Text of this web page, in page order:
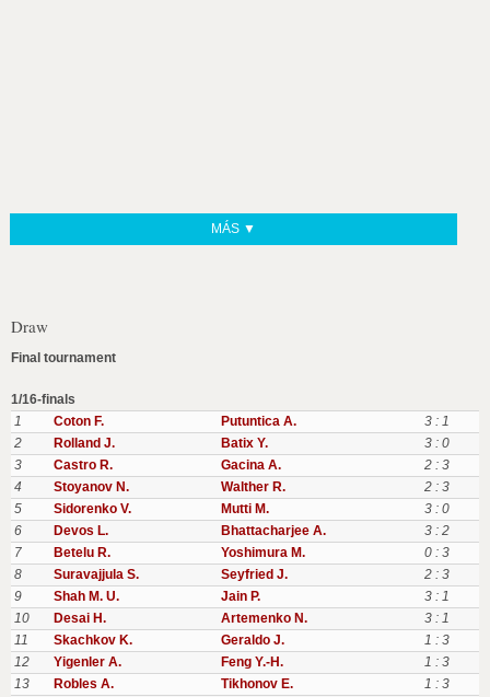
MÁS ▼
Draw
Final tournament
1/16-finals
1
Coton F. Putuntica A.
3 : 1
2
Rolland J. Batix Y.
3 : 0
3
Castro R. Gacina A.
2 : 3
4
Stoyanov N. Walther R.
2 : 3
5
Sidorenko V. Mutti M.
3 : 0
6
Devos L. Bhattacharjee A.
3 : 2
7
Betelu R. Yoshimura M.
0 : 3
8
Suravajjula S. Seyfried J.
2 : 3
9
Shah M. U. Jain P.
3 : 1
10
Desai H. Artemenko N.
3 : 1
11
Skachkov K. Geraldo J.
1 : 3
12
Yigenler A. Feng Y.-H.
1 : 3
13
Robles A. Tikhonov E. 1 : 3